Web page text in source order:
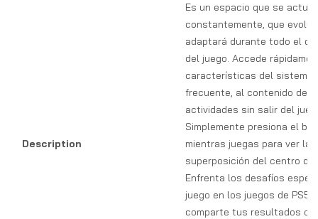
Description
Es un espacio que se
constantemente, que
adaptará durante todo el
del juego. Accede
características del sistema
frecuente, al contenido del
actividades sin salir del
Simplemente presiona el
mientras juegas para ver la
superposición del centro de
Enfrenta los desafíos
juego en los juegos de PS5
comparte tus resultados